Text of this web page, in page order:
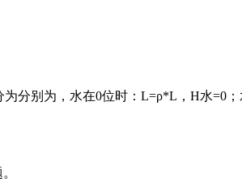
分别为，水在0位时：L=ρ*L，H水=0；